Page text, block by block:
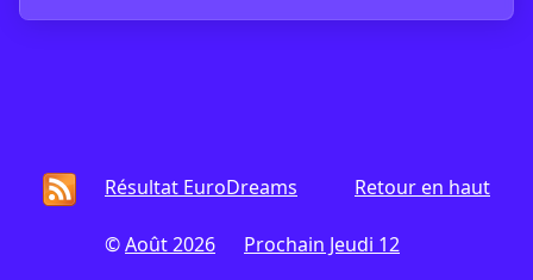
Retour en haut
Résultat EuroDreams
©Août 2026 Prochain Jeudi 12